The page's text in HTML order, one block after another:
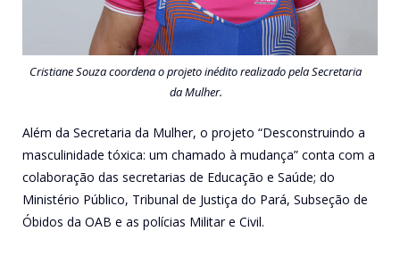
Cristiane Souza coordena o projeto inédito realizado pela Secretaria
da Mulher.
Além da Secretaria da Mulher, o projeto “Desconstruindo a
masculinidade tóxica: um chamado à mudança” conta com a
colaboração das secretarias de Educação e Saúde; do
Ministério Público, Tribunal de Justiça do Pará, Subseção de
Óbidos da OAB e as polícias Militar e Civil.